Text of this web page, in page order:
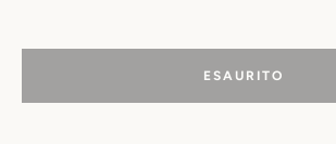
ESAURITO